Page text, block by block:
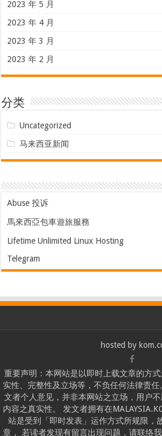
2023 年 5 月
2023 年 4 月
2023 年 3 月
2023 年 2 月
分类
Uncategorized
马来西亚新闻
Abuse 投诉
馬來西亞包車遊旅服務
Lifetime Unlimited Linux Hosting
Telegram
hosted by
重要声明：本网站是以即时上载文章的方
实性、完整性及立场等，不负任何法律责
文者个人意见，并非本网站之立场，用户
内容之真实性。 发文者拥有在
站是受到「即时发表」运作方式所规限，
章， 若读者发现有留言出现问题，请联络